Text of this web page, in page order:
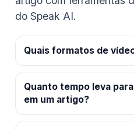
do Speak AI.
Quais formatos de
Quanto tempo leva
em um artigo?